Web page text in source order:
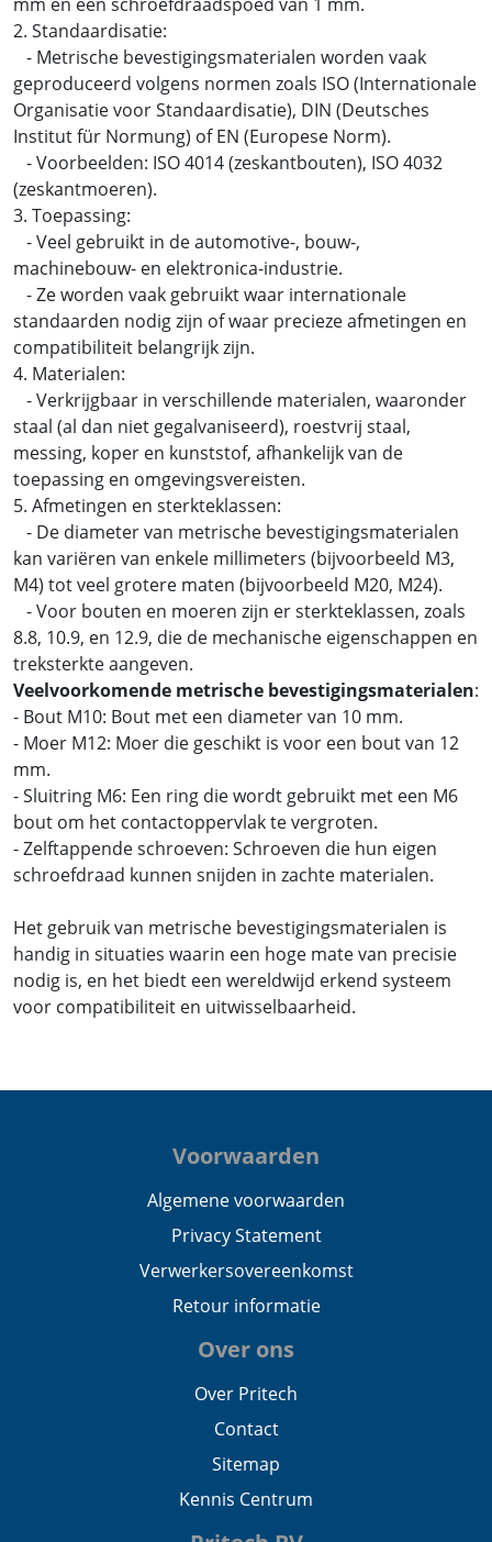
2. Standaardisatie:
- Metrische bevestigingsmaterialen worden vaak
geproduceerd volgens normen zoals ISO (Internationale
Organisatie voor Standaardisatie), DIN (Deutsches
Institut für Normung) of EN (Europese Norm).
- Voorbeelden: ISO 4014 (zeskantbouten), ISO 4032
(zeskantmoeren).
3. Toepassing:
- Veel gebruikt in de automotive-, bouw-,
machinebouw- en elektronica-industrie.
- Ze worden vaak gebruikt waar internationale
standaarden nodig zijn of waar precieze afmetingen en
compatibiliteit belangrijk zijn.
4. Materialen:
- Verkrijgbaar in verschillende materialen, waaronder
staal (al dan niet gegalvaniseerd), roestvrij staal,
messing, koper en kunststof, afhankelijk van de
toepassing en omgevingsvereisten.
5. Afmetingen en sterkteklassen:
- De diameter van metrische bevestigingsmaterialen
kan variëren van enkele millimeters (bijvoorbeeld M3,
M4) tot veel grotere maten (bijvoorbeeld M20, M24).
- Voor bouten en moeren zijn er sterkteklassen, zoals
8.8, 10.9, en 12.9, die de mechanische eigenschappen en
treksterkte aangeven.
Veelvoorkomende metrische bevestigingsmaterialen:
- Bout M10: Bout met een diameter van 10 mm.
- Moer M12: Moer die geschikt is voor een bout van 12
mm.
- Sluitring M6: Een ring die wordt gebruikt met een M6
bout om het contactoppervlak te vergroten.
- Zelftappende schroeven: Schroeven die hun eigen
schroefdraad kunnen snijden in zachte materialen.
Het gebruik van metrische bevestigingsmaterialen is
handig in situaties waarin een hoge mate van precisie
nodig is, en het biedt een wereldwijd erkend systeem
voor compatibiliteit en uitwisselbaarheid.
Voorwaarden
Algemene voorwaarden
Privacy Statement
Verwerkersovereenkomst
Retour informatie
Over ons
Over Pritech
Contact
Sitemap
Kennis Centrum